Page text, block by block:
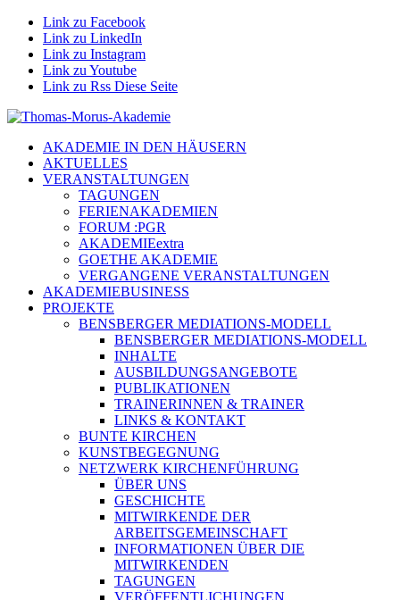
Link zu Facebook
Link zu LinkedIn
Link zu Instagram
Link zu Youtube
Link zu Rss Diese Seite
AKADEMIE IN DEN HÄUSERN
AKTUELLES
VERANSTALTUNGEN
TAGUNGEN
FERIENAKADEMIEN
FORUM :PGR
AKADEMIEextra
GOETHE AKADEMIE
VERGANGENE VERANSTALTUNGEN
AKADEMIEBUSINESS
PROJEKTE
BENSBERGER MEDIATIONS-MODELL
BENSBERGER MEDIATIONS-MODELL
INHALTE
AUSBILDUNGSANGEBOTE
PUBLIKATIONEN
TRAINERINNEN & TRAINER
LINKS & KONTAKT
BUNTE KIRCHEN
KUNSTBEGEGNUNG
NETZWERK KIRCHENFÜHRUNG
ÜBER UNS
GESCHICHTE
MITWIRKENDE DER
ARBEITSGEMEINSCHAFT
INFORMATIONEN ÜBER DIE
MITWIRKENDEN
TAGUNGEN
VERÖFFENTLICHUNGEN